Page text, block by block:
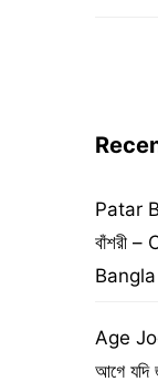
Patar
বাঁশরী
Age
আগে